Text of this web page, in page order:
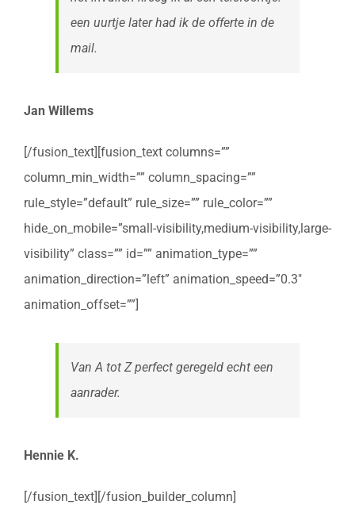
een uurtje later had ik de offerte in de
mail.
Jan Willems
[/fusion_text][fusion_text columns=””
column_min_width=”” column_spacing=””
rule_style=”default” rule_size=”” rule_color=””
hide_on_mobile=”small-visibility,medium-visibility,large-
visibility” class=”” id=”” animation_type=””
animation_direction=”left” animation_speed=”0.3″
animation_offset=””]
Van A tot Z perfect geregeld echt een
aanrader.
Hennie K.
[/fusion_text][/fusion_builder_column]